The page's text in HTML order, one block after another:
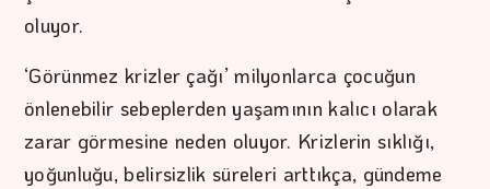
oluyor.
‘Görünmez krizler çağı’ milyonlarca çocuğun
önlenebilir sebeplerden yaşamının kalıcı olarak
zarar görmesine neden oluyor. Krizlerin sıklığı,
yoğunluğu, belirsizlik süreleri arttıkça, gündeme